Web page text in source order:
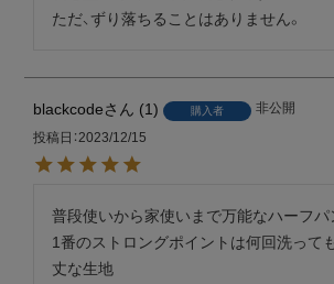
ただ、ずり落ちることはありません。
blackcode 1 購入者
非公開
投稿日 2023/12/15
普段使いから家使いまで万能なハーフパ
1番のストロングポイントは何回洗って
丈な生地